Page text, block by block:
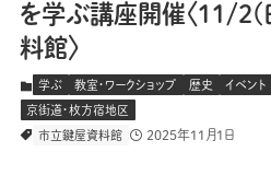
を学ぶ講座開催〈11/
料館〉
学ぶ 教室・ワークショップ 歴史 イベント
京街道・枚方宿地区
市立鍵屋資料館 2025年11月1日